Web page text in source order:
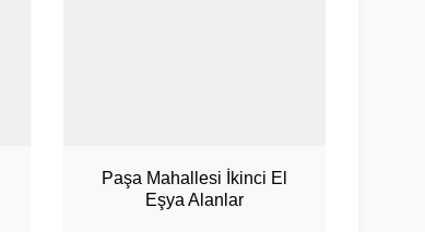
Paşa Mahallesi İkinci El
Eşya Alanlar